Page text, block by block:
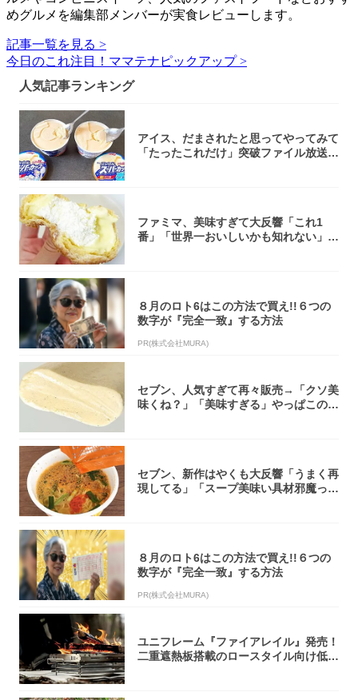
めグルメを編集部メンバーが実食レビューします。
記事一覧を見る >
今日のこれ注目！ママテナピックアップ >
人気記事ランキング
アイス、だまされたと思ってやってみて
「たったこれだけ」突破ファイル放送で
ファミマ、美味すぎて大反響「これ1
番」「世界一おいしいかも知れない」
８月のロト6はこの方法で買え!!６つの
数字が『完全一致』する方法
PR(株式会社MURA)
セブン、人気すぎて再々販売→「クソ美
味くね？」「美味すぎる」やっぱこのク
セブン、新作はやくも大反響「うまく再
現してる」「スープ美味い具材邪魔って
８月のロト6はこの方法で買え!!６つの
数字が『完全一致』する方法
PR(株式会社MURA)
ユニフレーム『ファイアレイル』発売！
二重遮熱板搭載のロースタイル向け低型